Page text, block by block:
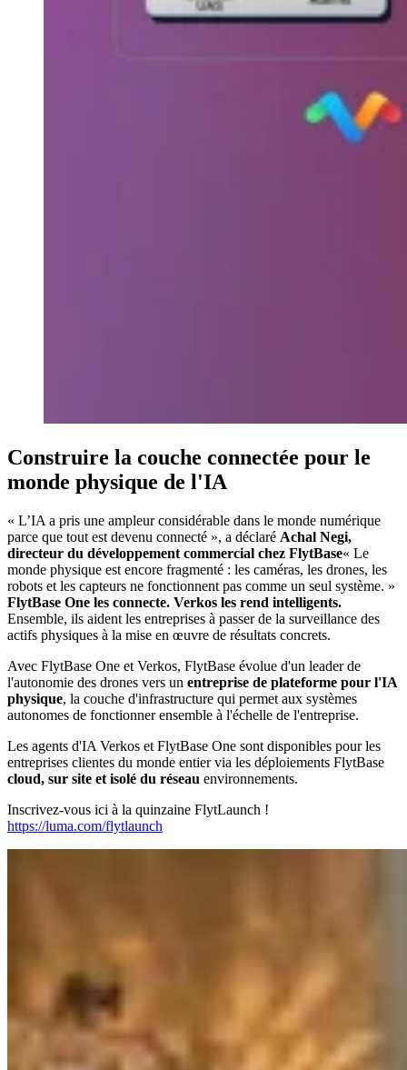
Construire la couche connectée pour le
monde physique de l'IA
« L’IA a pris une ampleur considérable dans le monde numérique
parce que tout est devenu connecté », a déclaré Achal Negi,
directeur du développement commercial chez FlytBase« Le
monde physique est encore fragmenté : les caméras, les drones, les
robots et les capteurs ne fonctionnent pas comme un seul système. »
FlytBase One les connecte. Verkos les rend intelligents.
Ensemble, ils aident les entreprises à passer de la surveillance des
actifs physiques à la mise en œuvre de résultats concrets.
Avec FlytBase One et Verkos, FlytBase évolue d'un leader de
l'autonomie des drones vers un entreprise de plateforme pour l'IA
physique, la couche d'infrastructure qui permet aux systèmes
autonomes de fonctionner ensemble à l'échelle de l'entreprise.
Les agents d'IA Verkos et FlytBase One sont disponibles pour les
entreprises clientes du monde entier via les déploiements FlytBase
cloud, sur site et isolé du réseau environnements.
Inscrivez-vous ici à la quinzaine FlytLaunch !
https://luma.com/flytlaunch